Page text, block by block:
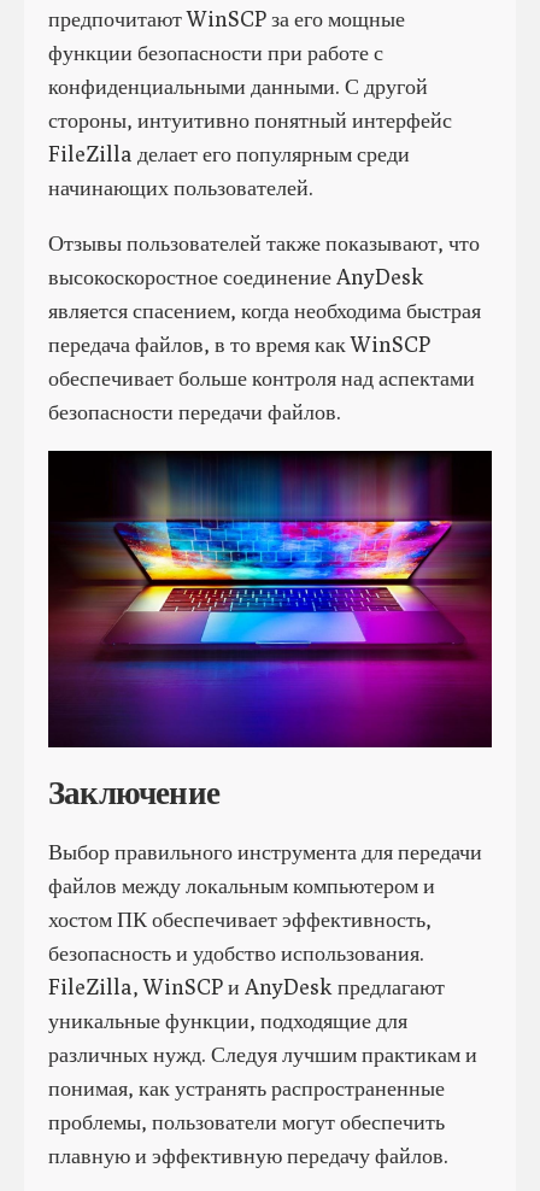
предпочитают WinSCP за его мощные
функции безопасности при работе с
конфиденциальными данными. С другой
стороны, интуитивно понятный интерфейс
FileZilla делает его популярным среди
начинающих пользователей.
Отзывы пользователей также показывают, что
высокоскоростное соединение AnyDesk
является спасением, когда необходима быстрая
передача файлов, в то время как WinSCP
обеспечивает больше контроля над аспектами
безопасности передачи файлов.
Заключение
Выбор правильного инструмента для передачи
файлов между локальным компьютером и
хостом ПК обеспечивает эффективность,
безопасность и удобство использования.
FileZilla, WinSCP и AnyDesk предлагают
уникальные функции, подходящие для
различных нужд. Следуя лучшим практикам и
понимая, как устранять распространенные
проблемы, пользователи могут обеспечить
плавную и эффективную передачу файлов.